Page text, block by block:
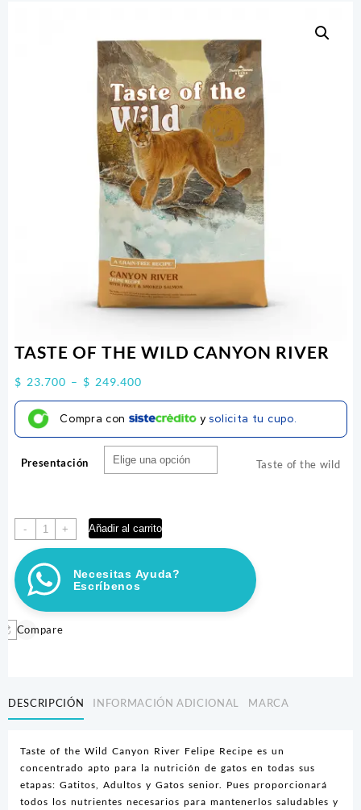
TASTE OF THE WILD CANYON RIVER
$ 23.700 – $ 249.400Price
range:
$ 23.700
through
$ 249.400
Compra con y solicita tu cupo.
Presentación
-
TASTE
OF
THE
WILD
CANYON
RIVER
cantidad
+ Añadir al carrito
Necesitas Ayuda?
Escríbenos
Compare
Taste of the wild
DESCRIPCIÓN INFORMACIÓN ADICIONAL MARCA
Taste of the Wild Canyon River Felipe Recipe es un
concentrado apto para la nutrición de gatos en todas sus
etapas: Gatitos, Adultos y Gatos senior. Pues proporcionará
todos los nutrientes necesarios para mantenerlos saludables y